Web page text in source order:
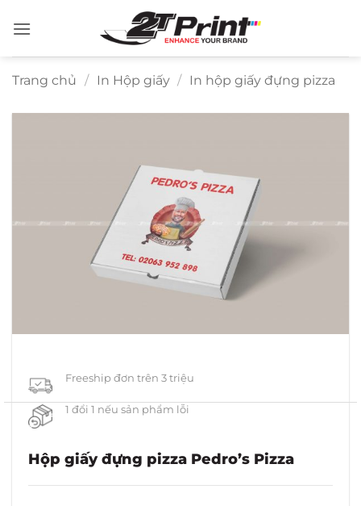
qua
Trang chủ / In Hộp giấy / In hộp giấy đựng pizza
Freeship đơn trên 3 triệu
1 đổi 1 nếu sản phẩm lỗi
Hộp giấy đựng pizza Pedro’s Pizza